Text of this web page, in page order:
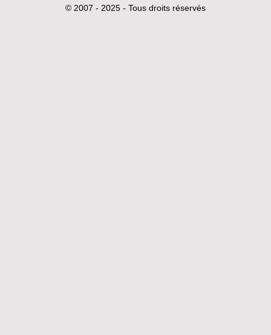
© 2007 - 2025 - Tous droits réservés